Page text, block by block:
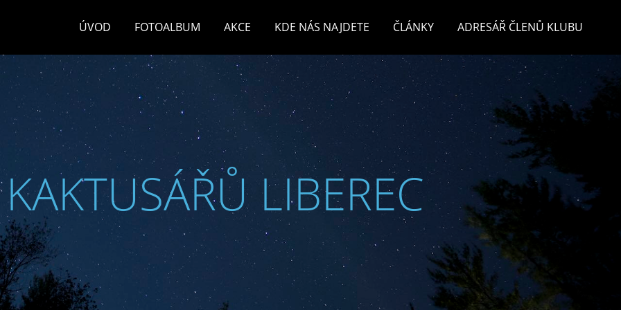
ÚVOD FOTOALBUM AKCE KDE NÁS NAJDETE ČLÁNKY ADRESÁŘ ČLENŮ KLUBU
LIBEREC